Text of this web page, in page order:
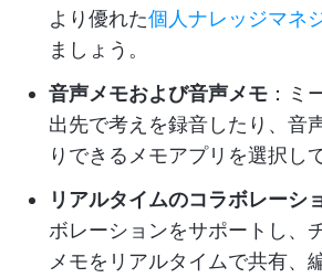
より優れた個人ナレッジマネ
ましょう。
音声メモおよび音声メモ ：ミ
出先で考えを録音したり、音
りできるメモアプリを選択し
リアルタイムのコラボレーシ
ボレーションをサポートし、
メモをリアルタイムで共有、